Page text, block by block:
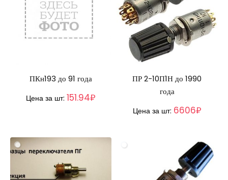
ПКн193 до 91 года
Цена за шт: 151.94₽
ПР 2-10П1Н до 1990
года
Цена за шт: 6606₽